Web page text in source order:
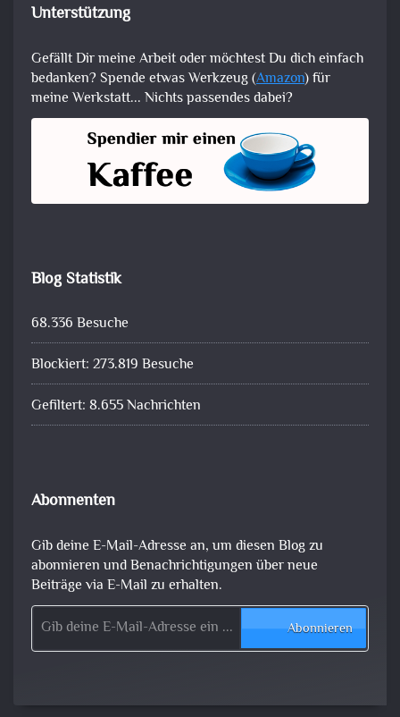
Unterstützung
Gefällt Dir meine Arbeit oder möchtest Du dich einfach
bedanken? Spende etwas Werkzeug (Amazon) für
meine Werkstatt... Nichts passendes dabei?
Blog Statistik
68.336 Besuche
Blockiert: 273.819 Besuche
Gefiltert: 8.655 Nachrichten
Abonnenten
Gib deine E-Mail-Adresse an, um diesen Blog zu
abonnieren und Benachrichtigungen über neue
Beiträge via E-Mail zu erhalten.
Gib deine E-Mail-Adresse ein ...
Abonnieren